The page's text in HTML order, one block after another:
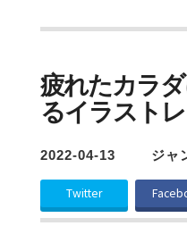
疲れたカラ
るイラスト
2022-04-13 ジャ
Twitter